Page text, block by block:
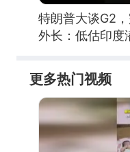
特朗普大谈G2
外长：低估印度
更多热门视频